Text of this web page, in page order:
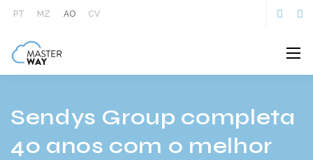
PT MZ AO CV
Sendys Group completa
40 anos com o melhor